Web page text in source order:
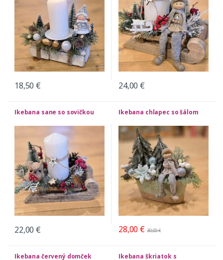
18,50 € 24,00 €
Ikebana sane so sovičkou
22,00 €
Ikebana chlapec so šálom
28,00 € 30,00€
Ikebana červený domček
Ikebana škriatok s